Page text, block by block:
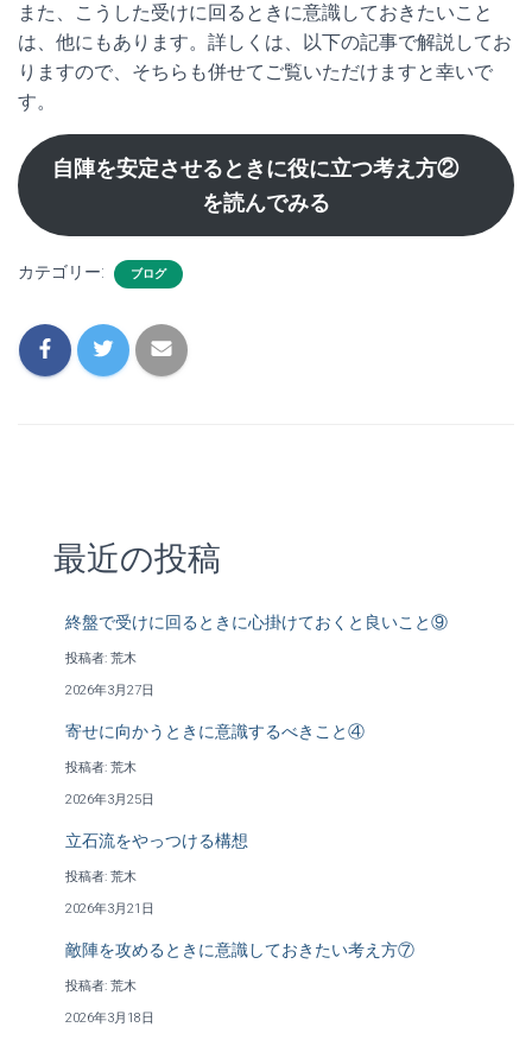
また、こうした受けに回るときに意識しておきたいこと
は、他にもあります。詳しくは、以下の記事で解説してお
りますので、そちらも併せてご覧いただけますと幸いで
す。
自陣を安定させるときに役に立つ考え方②
を読んでみる
カテゴリー: ブログ
最近の投稿
終盤で受けに回るときに心掛けておくと良いこと⑨
投稿者: 荒木
2026年3月27日
寄せに向かうときに意識するべきこと④
投稿者: 荒木
2026年3月25日
立石流をやっつける構想
投稿者: 荒木
2026年3月21日
敵陣を攻めるときに意識しておきたい考え方⑦
投稿者: 荒木
2026年3月18日